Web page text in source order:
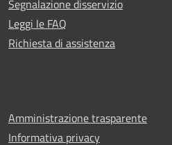
Segnalazione disservizio
Leggi le FAQ
Richiesta di assistenza
Amministrazione trasparente
Informativa privacy